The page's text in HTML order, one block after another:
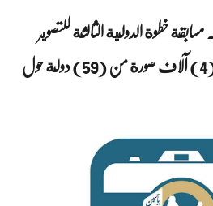
خطوة الدولية الثالثة للتصوير
الضوئي تسجل حضور أكثر من (4) آلاف صورة من (59) دولة حول